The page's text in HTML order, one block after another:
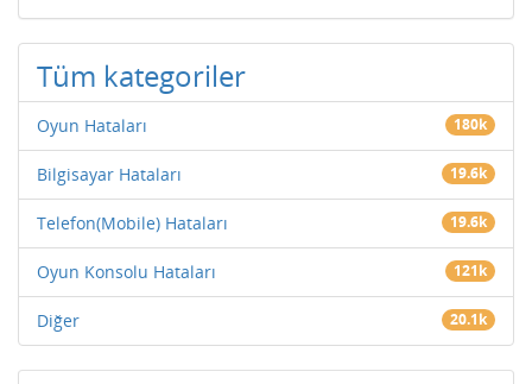
Tüm kategoriler
Oyun Hataları 180k
Bilgisayar Hataları 19.6k
Telefon(Mobile) Hataları 19.6k
Oyun Konsolu Hataları 121k
Diğer 20.1k